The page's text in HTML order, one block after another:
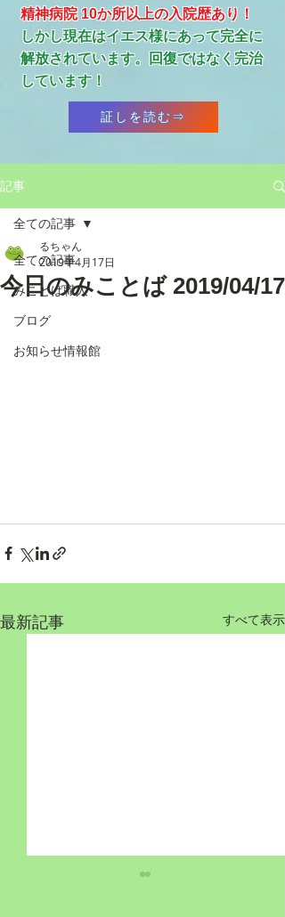
精神病院 10か所以上の入院歴あり！
​しかし現在はイエス様にあって完全に
解放されています。回復ではなく完治
しています！
証しを読む⇒
記事
全ての記事
みことば職人
ブログ
お知らせ情報館
全ての記事
今日のみことば 2019/04/17
るちゃん
2019年4月17日
最新記事 すべて表示